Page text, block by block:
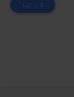
CZYTAJ